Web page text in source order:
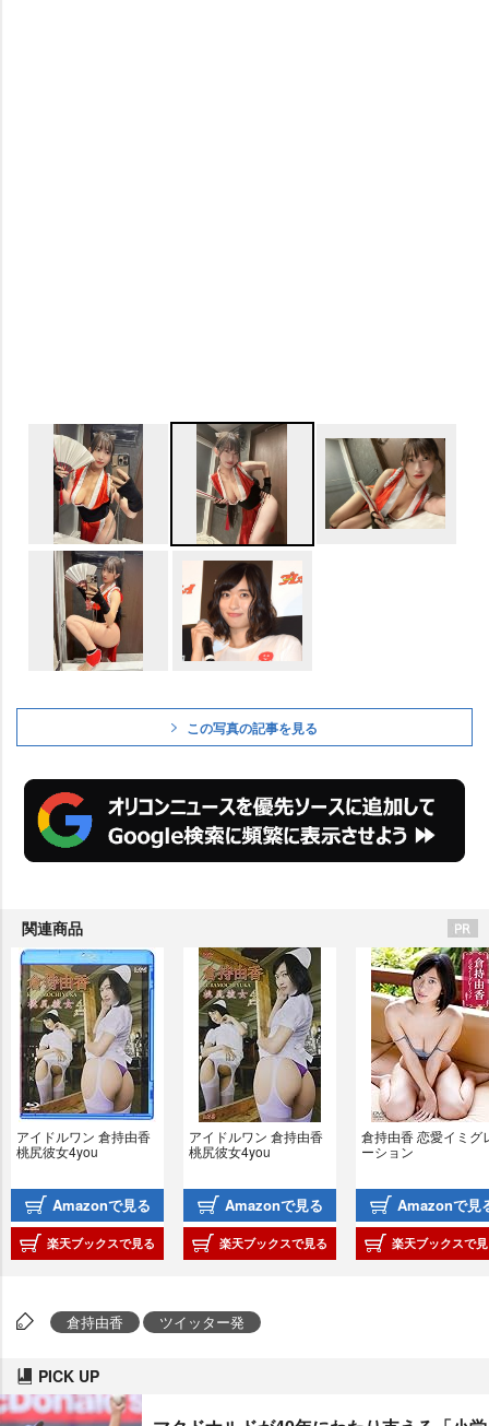
この写真の記事を見る
関連商品
アイドルワン 倉持由香
桃尻彼女4you
Amazonで見る
楽天ブックスで見る
アイドルワン 倉持由香
桃尻彼女4you
Amazonで見る
楽天ブックスで見る
倉持由香 恋愛イミグ
ーション
Amazonで見
楽天ブックスで
倉持由香 ツイッター発
PICK UP